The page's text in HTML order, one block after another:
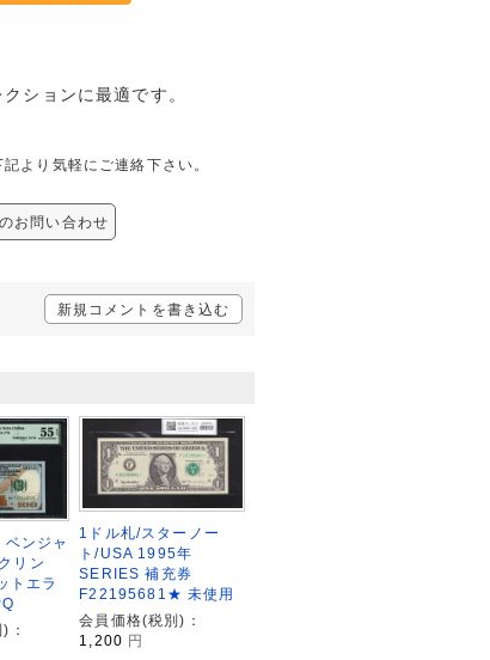
ションに最適です。
より気軽にご連絡下さい。
お問い合わせ
新規コメントを書き込む
ンジャ
リン
トエラ
：
1ドル札/スターノー
ト/USA 1995年
SERIES 補充券
F22195681★ 未使用
会員価格(税別)：
1,200 円